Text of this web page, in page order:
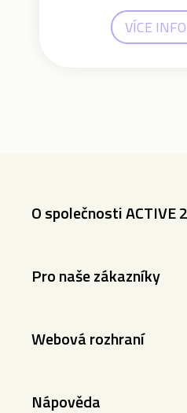
VÍCE
O společnosti ACTIVE
Pro naše zákazníky
Webová rozhraní
Nápověda